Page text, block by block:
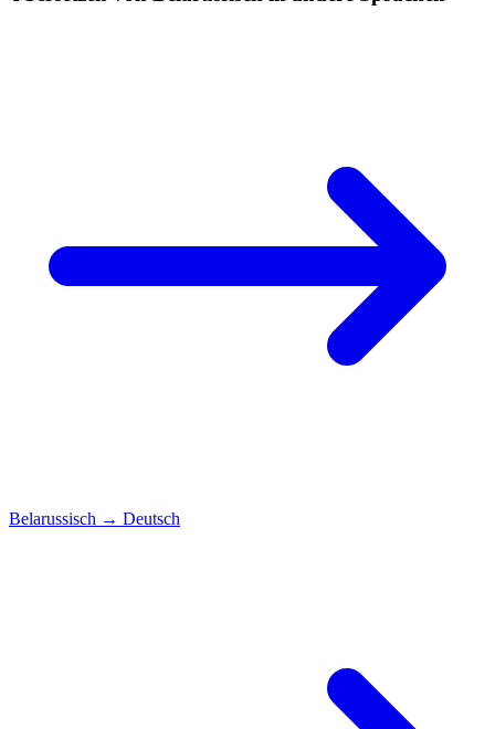
Belarussisch → Deutsch